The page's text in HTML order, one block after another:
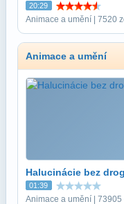
20:29
Animace a umění | 7520
Animace a umění
Halucinácie bez drog
01:39
Animace a umění |